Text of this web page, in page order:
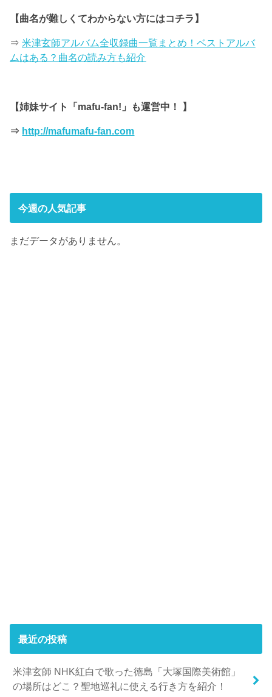
【曲名が難しくてわからない方にはコチラ】
⇒米津玄師アルバム全収録曲一覧まとめ！ベストアルバ
ムはある？曲名の読み方も紹介
【姉妹サイト「mafu-fan!」も運営中！ 】
⇒ http://mafumafu-fan.com
今週の人気記事
まだデータがありません。
最近の投稿
米津玄師 NHK紅白で歌った徳島「大塚国際美術館」
の場所はどこ？聖地巡礼に使える行き方を紹介！